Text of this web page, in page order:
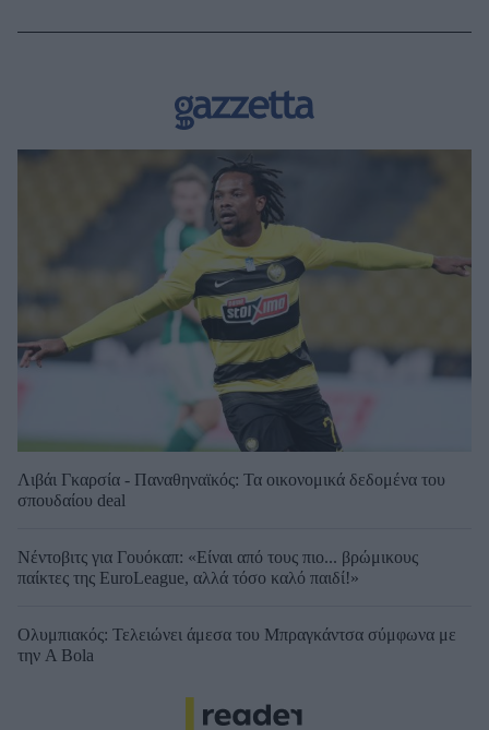
Λιβάι Γκαρσία - Παναθηναϊκός: Τα οικονομικά δεδομένα του
σπουδαίου deal
Νέντοβιτς για Γουόκαπ: «Είναι από τους πιο... βρώμικους
παίκτες της EuroLeague, αλλά τόσο καλό παιδί!»
Ολυμπιακός: Τελειώνει άμεσα του Μπραγκάντσα σύμφωνα με
την A Bola